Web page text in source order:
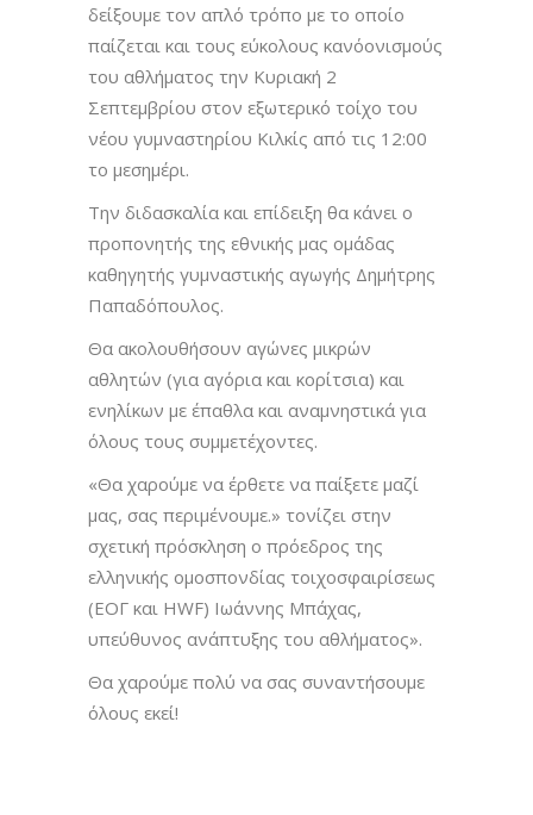
δείξουμε τον απλό τρόπο με το οποίο
παίζεται και τους εύκολους κανόονισμούς
του αθλήματος την Κυριακή 2
Σεπτεμβρίου στον εξωτερικό τοίχο του
νέου γυμναστηρίου Κιλκίς από τις 12:00
το μεσημέρι.
Την διδασκαλία και επίδειξη θα κάνει ο
προπονητής της εθνικής μας ομάδας
καθηγητής γυμναστικής αγωγής Δημήτρης
Παπαδόπουλος.
Θα ακολουθήσουν αγώνες μικρών
αθλητών (για αγόρια και κορίτσια) και
ενηλίκων με έπαθλα και αναμνηστικά για
όλους τους συμμετέχοντες.
«Θα χαρούμε να έρθετε να παίξετε μαζί
μας, σας περιμένουμε.» τονίζει στην
σχετική πρόσκληση ο πρόεδρος της
ελληνικής ομοσπονδίας τοιχοσφαιρίσεως
(ΕΟΓ και HWF) Ιωάννης Μπάχας,
υπεύθυνος ανάπτυξης του αθλήματος».
Θα χαρούμε πολύ να σας συναντήσουμε
όλους εκεί!